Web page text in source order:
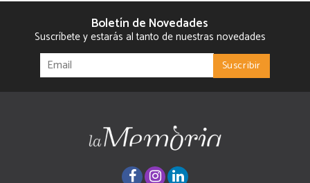
Boletín de Novedades
Suscríbete y estarás al tanto de nuestras novedades